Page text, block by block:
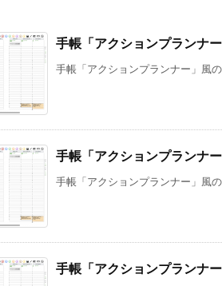
手帳「アクションプランナ
手帳「アクションプランナー」風
手帳「アクションプランナ
手帳「アクションプランナー」風
手帳「アクションプランナ